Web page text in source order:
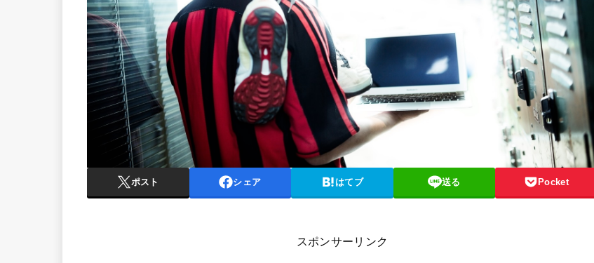
ポスト シェア はてブ 送る Pocket
スポンサーリンク